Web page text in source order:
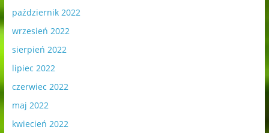
październik 2022
wrzesień 2022
sierpień 2022
lipiec 2022
czerwiec 2022
maj 2022
kwiecień 2022